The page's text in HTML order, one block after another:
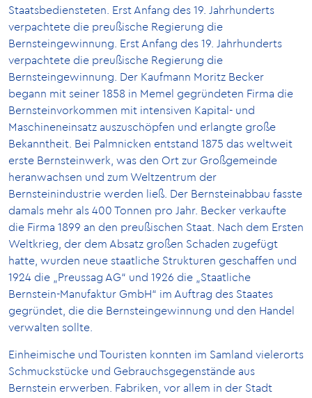
Staatsbediensteten. Erst Anfang des 19. Jahrhunderts
verpachtete die preußische Regierung die
Bernsteingewinnung. Erst Anfang des 19. Jahrhunderts
verpachtete die preußische Regierung die
Bernsteingewinnung. Der Kaufmann Moritz Becker
begann mit seiner 1858 in Memel gegründeten Firma die
Bernsteinvorkommen mit intensiven Kapital- und
Maschineneinsatz auszuschöpfen und erlangte große
Bekanntheit. Bei Palmnicken entstand 1875 das weltweit
erste Bernsteinwerk, was den Ort zur Großgemeinde
heranwachsen und zum Weltzentrum der
Bernsteinindustrie werden ließ. Der Bernsteinabbau fasste
damals mehr als 400 Tonnen pro Jahr. Becker verkaufte
die Firma 1899 an den preußischen Staat. Nach dem Ersten
Weltkrieg, der dem Absatz großen Schaden zugefügt
hatte, wurden neue staatliche Strukturen geschaffen und
1924 die „Preussag AG“ und 1926 die „Staatliche
Bernstein-Manufaktur GmbH“ im Auftrag des Staates
gegründet, die die Bernsteingewinnung und den Handel
verwalten sollte.
Einheimische und Touristen konnten im Samland vielerorts
Schmuckstücke und Gebrauchsgegenstände aus
Bernstein erwerben. Fabriken, vor allem in der Stadt